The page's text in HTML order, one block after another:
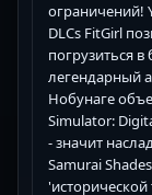
ограничений!
DLCs FitGirl
погрузиться
легендарный
Нобунаге
Simulator:
- значит
Samurai